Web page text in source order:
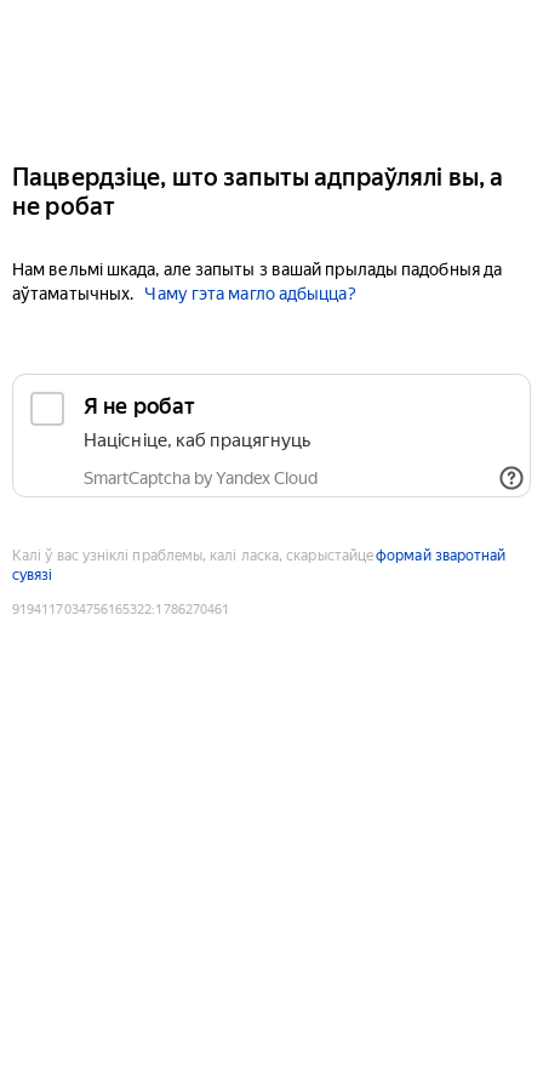
Пацвердзіце, што запыты адпраўлялі вы, а
не робат
Нам вельмі шкада, але запыты з вашай прылады падобныя да
аўтаматычных.
Чаму гэта магло адбыцца?
Я не робат
Націсніце, каб працягнуць
SmartCaptcha by Yandex Cloud
Калі ў вас узніклі праблемы, калі ласка, скарыстайцеформай зваротнай
сувязі
9194117034756165322:1786270461